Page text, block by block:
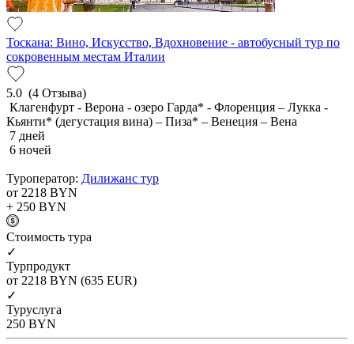
Тоскана: Вино, Искусство, Вдохновение - автобусный тур по
сокровенным местам Италии
5.0 (4 Отзыва)
Клагенфурт - Верона - озеро Гарда* - Флоренция – Лукка -
Кьянти* (дегустация вина) – Пиза* – Венеция – Вена
7 дней
6 ночей
Туроператор: Дилижанс тур
от 2218 BYN
+ 250 BYN
Cтоимость тура
✓
Турпродукт
от 2218 BYN (635 EUR)
✓
Туруслуга
250 BYN